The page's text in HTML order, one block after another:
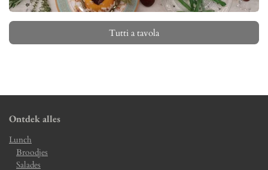
Tutti a tavola
Ontdek alles
Lunch
Broodjes
Salades